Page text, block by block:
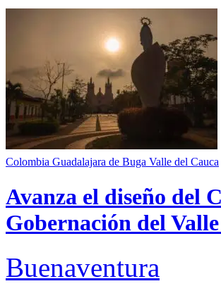
Colombia Guadalajara de Buga Valle del Cauca
Avanza el diseño del
Gobernación del
Buenaventura